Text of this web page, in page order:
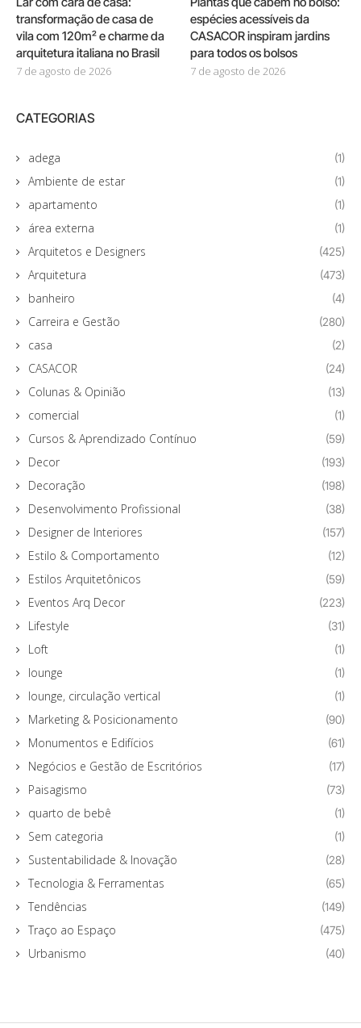
transformação de casa de
vila com 120m² e charme da
arquitetura italiana no Brasil
7 de agosto de 2026
espécies acessíveis da
CASACOR inspiram jardins
para todos os bolsos
7 de agosto de 2026
CATEGORIAS
adega (1)
Ambiente de estar (1)
apartamento (1)
área externa (1)
Arquitetos e Designers (425)
Arquitetura (473)
banheiro (4)
Carreira e Gestão (280)
casa (2)
CASACOR (24)
Colunas & Opinião (13)
comercial (1)
Cursos & Aprendizado Contínuo (59)
Decor (193)
Decoração (198)
Desenvolvimento Profissional (38)
Designer de Interiores (157)
Estilo & Comportamento (12)
Estilos Arquitetônicos (59)
Eventos Arq Decor (223)
Lifestyle (31)
Loft (1)
lounge (1)
lounge, circulação vertical (1)
Marketing & Posicionamento (90)
Monumentos e Edifícios (61)
Negócios e Gestão de Escritórios (17)
Paisagismo (73)
quarto de bebê (1)
Sem categoria (1)
Sustentabilidade & Inovação (28)
Tecnologia & Ferramentas (65)
Tendências (149)
Traço ao Espaço (475)
Urbanismo (40)